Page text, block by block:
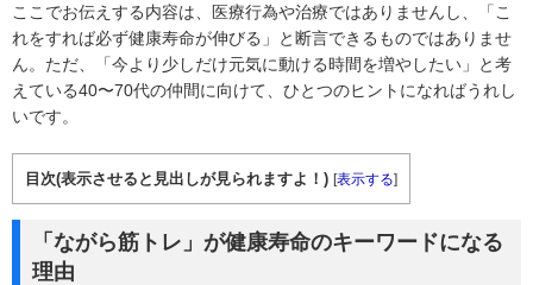
ここでお伝えする内容は、医療行為や治療ではありませんし、「こ
れをすれば必ず健康寿命が伸びる」と断言できるものではありませ
ん。ただ、「今より少しだけ元気に動ける時間を増やしたい」と考
えている40〜70代の仲間に向けて、ひとつのヒントになればうれし
いです。
目次(表示させると見出しが見られますよ！) [表示する]
「ながら筋トレ」が健康寿命のキーワードになる
理由